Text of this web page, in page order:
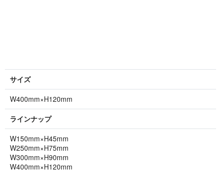
サイズ
W400mm×H120mm
ラインナップ
W150mm×H45mm
W250mm×H75mm
W300mm×H90mm
W400mm×H120mm